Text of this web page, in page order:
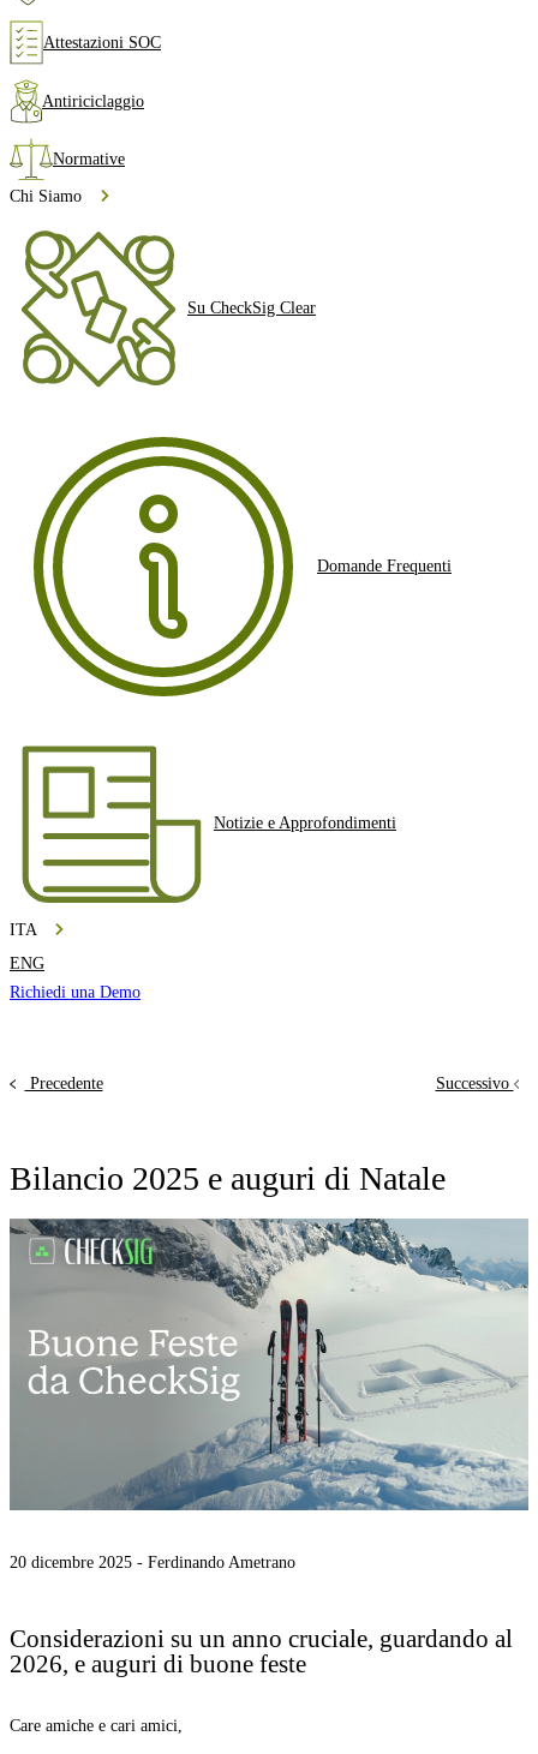
Attestazioni SOC
Antiriciclaggio
Normative
Chi Siamo
Su CheckSig Clear
Domande Frequenti
Notizie e Approfondimenti
ITA
ENG
Richiedi una Demo
Precedente Successivo
Bilancio 2025 e auguri di Natale
20 dicembre 2025 - Ferdinando Ametrano
Considerazioni su un anno cruciale, guardando al
2026, e auguri di buone feste
Care amiche e cari amici,